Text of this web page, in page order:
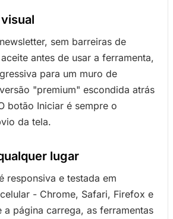
sem barreiras de
antes de usar a ferramenta,
para um muro de
"premium" escondida atrás
botão Iniciar é sempre o
da tela.
lugar
responsiva e testada em
- Chrome, Safari, Firefox e
a página carrega, as ferramentas